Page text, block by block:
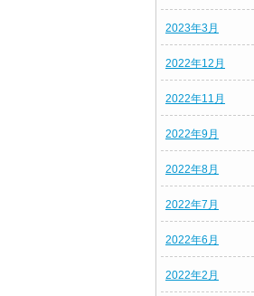
2023年3月
2022年12月
2022年11月
2022年9月
2022年8月
2022年7月
2022年6月
2022年2月